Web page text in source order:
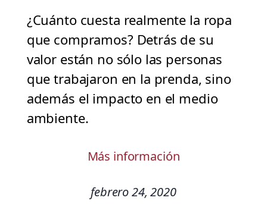
¿Cuánto cuesta realmente la ropa
que compramos? Detrás de su
valor están no sólo las personas
que trabajaron en la prenda, sino
además el impacto en el medio
ambiente.
Más información
febrero 24, 2020